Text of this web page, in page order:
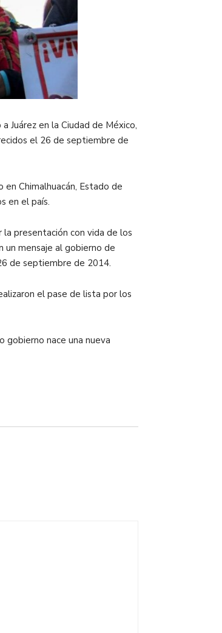
Juárez en la Ciudad de México,
el 26 de septiembre de
Chimalhuacán, Estado de
en el país.
la presentación con vida de los
un mensaje al gobierno de
de septiembre de 2014.
el pase de lista por los
gobierno nace una nueva